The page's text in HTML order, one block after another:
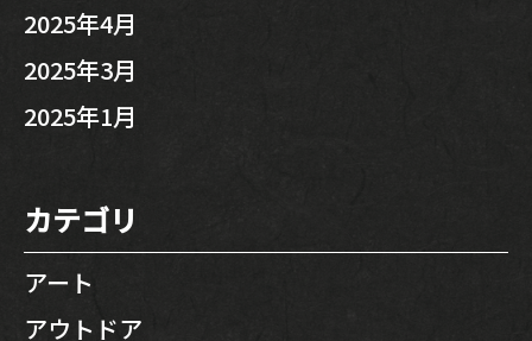
2025年4月
2025年3月
2025年1月
カテゴリ
アート
アウトドア